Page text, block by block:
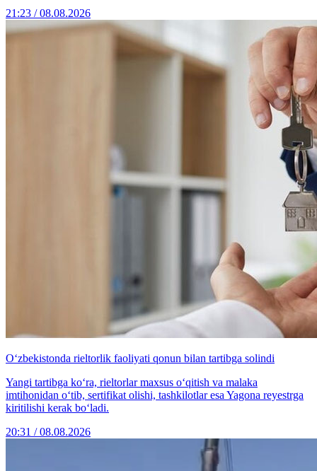
21:23 / 08.08.2026
O‘zbekistonda rieltorlik faoliyati qonun bilan tartibga solindi
Yangi tartibga ko‘ra, rieltorlar maxsus o‘qitish va malaka
imtihonidan o‘tib, sertifikat olishi, tashkilotlar esa Yagona reyestrga
kiritilishi kerak bo‘ladi.
20:31 / 08.08.2026